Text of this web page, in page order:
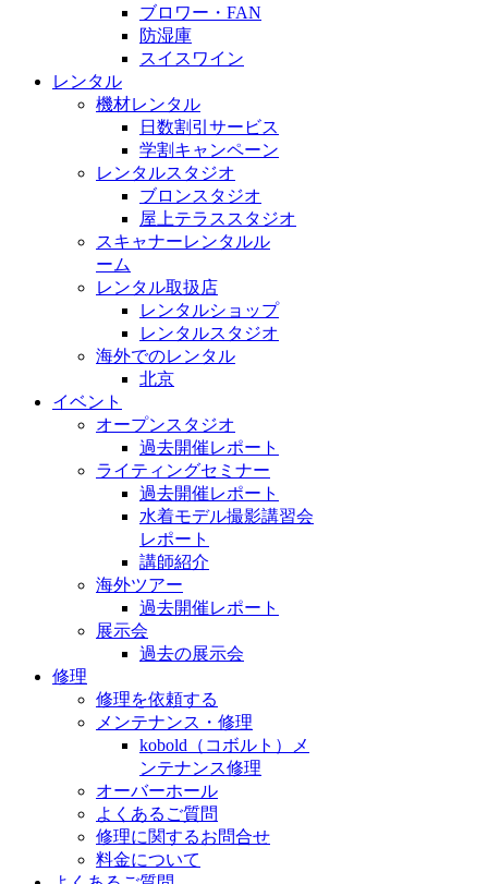
ブロワー・FAN
防湿庫
スイスワイン
レンタル
機材レンタル
日数割引サービス
学割キャンペーン
レンタルスタジオ
ブロンスタジオ
屋上テラススタジオ
スキャナーレンタルル
ーム
レンタル取扱店
レンタルショップ
レンタルスタジオ
海外でのレンタル
北京
イベント
オープンスタジオ
過去開催レポート
ライティングセミナー
過去開催レポート
水着モデル撮影講習会
レポート
講師紹介
海外ツアー
過去開催レポート
展示会
過去の展示会
修理
修理を依頼する
メンテナンス・修理
kobold（コボルト）メ
ンテナンス修理
オーバーホール
よくあるご質問
修理に関するお問合せ
料金について